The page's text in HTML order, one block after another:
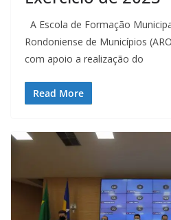
A Escola de Formação
Rondoniense de Municípios
com apoio a realização do
Read More